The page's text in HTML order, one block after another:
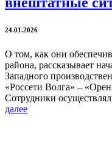
24.01.2026
О том, как они
района, рассказывает
Западного
«Россети Волга» –
Сотрудники
далее